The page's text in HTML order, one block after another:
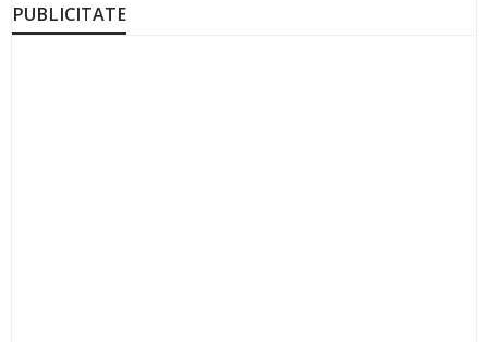
PUBLICITATE